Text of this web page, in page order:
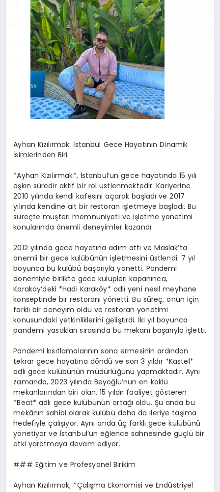
Ayhan Kızılırmak: İstanbul Gece Hayatının Dinamik
İsimlerinden Biri
*Ayhan Kızılırmak*, İstanbul’un gece hayatında 15 yılı
aşkın süredir aktif bir rol üstlenmektedir. Kariyerine
2010 yılında kendi kafesini açarak başladı ve 2017
yılında kendine ait bir restoran işletmeye başladı. Bu
süreçte müşteri memnuniyeti ve işletme yönetimi
konularında önemli deneyimler kazandı.
2012 yılında gece hayatına adım attı ve Maslak’ta
önemli bir gece kulübünün işletmesini üstlendi. 7 yıl
boyunca bu kulübü başarıyla yönetti. Pandemi
dönemiyle birlikte gece kulüpleri kapanınca,
Karaköy’deki *Hadi Karaköy* adlı yeni nesil meyhane
konseptinde bir restoranı yönetti. Bu süreç, onun için
farklı bir deneyim oldu ve restoran yönetimi
konusundaki yetkinliklerini geliştirdi. İki yıl boyunca
pandemi yasakları sırasında bu mekanı başarıyla işletti.
Pandemi kısıtlamalarının sona ermesinin ardından
tekrar gece hayatına döndü ve son 3 yıldır *Kastel*
adlı gece kulübünün müdürlüğünü yapmaktadır. Aynı
zamanda, 2023 yılında Beyoğlu’nun en köklü
mekanlarından biri olan, 15 yıldır faaliyet gösteren
*Beat* adlı gece kulübünün ortağı oldu. Şu anda bu
mekânın sahibi olarak kulübü daha da ileriye taşıma
hedefiyle çalışıyor. Aynı anda üç farklı gece kulübünü
yönetiyor ve İstanbul’un eğlence sahnesinde güçlü bir
etki yaratmaya devam ediyor.
### Eğitim ve Profesyonel Birikim
Ayhan Kızılırmak, *Çalışma Ekonomisi ve Endüstriyel